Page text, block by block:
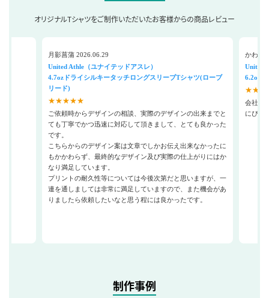
オリジナルTシャツをご制作いただいたお客様からの商品レビュー
月影菖蒲 2026.06.29
United Athle（ユナイテッドアスレ）
4.7ozドライシルキータッチロングスリーブTシャツ(ローブ
リード)
★★★★★
ご依頼時からデザインの相談、実際のデザインの出来までと
ても丁寧でかつ迅速に対応して頂きまして、とても良かった
です。
こちらからのデザイン案は文章でしかお伝え出来なかったに
もかかわらず、最終的なデザイン及び実際の仕上がりにはか
なり満足しています。
プリントの耐久性等については今後次第だと思いますが、一
連を通しましては非常に満足していますので、また機会があ
りましたら依頼したいなと思う程には良かったです。
かわい
United
6.2oz
会社の
にぴっ
制作事例